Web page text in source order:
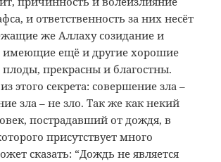
и ответственность за них несёт
же Аллаху созидание и
ещё и другие хорошие
плоды, прекрасны и благостны.
этого секрета: совершение зла –
зла – не зло. Так же как некий
пострадавший от дождя, в
присутствует много
сказать: “Дождь не является